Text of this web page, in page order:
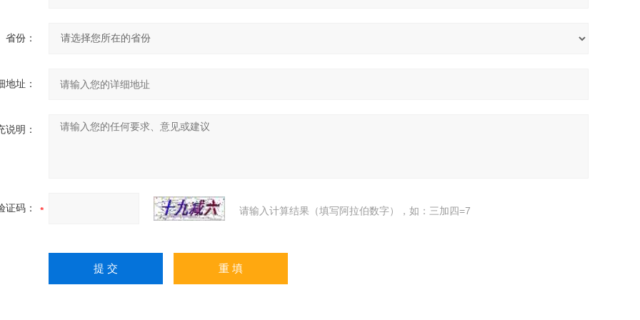
省份：
地址：
说明：
证码： 请输入计算结果（填写阿拉伯数字），如：三加四=7